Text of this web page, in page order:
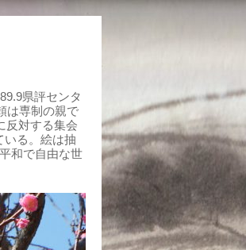
県評センタ
は専制の親で
反対する集会
いる。絵は抽
和で自由な世